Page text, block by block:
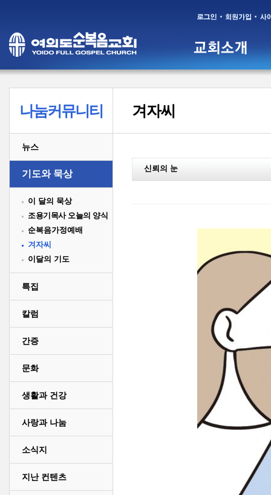
나눔커뮤니티
뉴스
기도와 묵상
이 달의 묵상
조용기목사 오늘의 양식
순복음가정예배
겨자씨
이달의 기도
특집
칼럼
간증
문화
생활과 건강
사랑과 나눔
소식지
지난 컨텐츠
겨자씨
신뢰의 눈